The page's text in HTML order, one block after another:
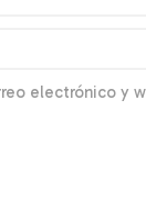
electrónico y